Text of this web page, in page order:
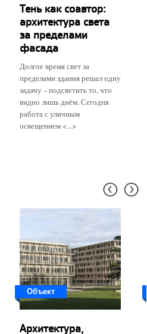
Тень как соавтор:
архитектура света
за пределами
фасада
Долгое время свет за
пределами здания решал одну
задачу – подсветить то, что
видно лишь днём. Сегодня
работа с уличным
освещением <...>
Объект
Архитектура,